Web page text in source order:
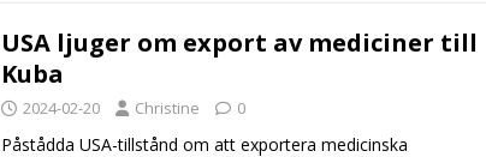
USA ljuger om export av mediciner till
Kuba
2024-02-20 Christine 0
Påstådda USA-tillstånd om att exportera medicinska